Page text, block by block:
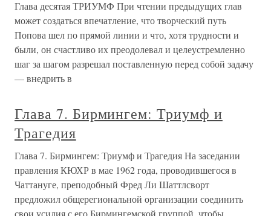
Глава десятая ТРИУМФ При чтении предыдущих глав
может создаться впечатление, что творческий путь
Попова шел по прямой линии и что, хотя трудности и
были, он счастливо их преодолевал и целеустремленно
шаг за шагом разрешал поставленную перед собой задачу
— внедрить в
Глава 7. Бирмингем: Триумф и
Трагедия
Глава 7. Бирмингем: Триумф и Трагедия На заседании
правления КЮХР в мае 1962 года, проводившегося в
Чаттануге, преподобный Фред Ли Шаттлсворт
предложил общерегиональной организации соединить
свои усилия с его Бирмингемской группой, чтобы